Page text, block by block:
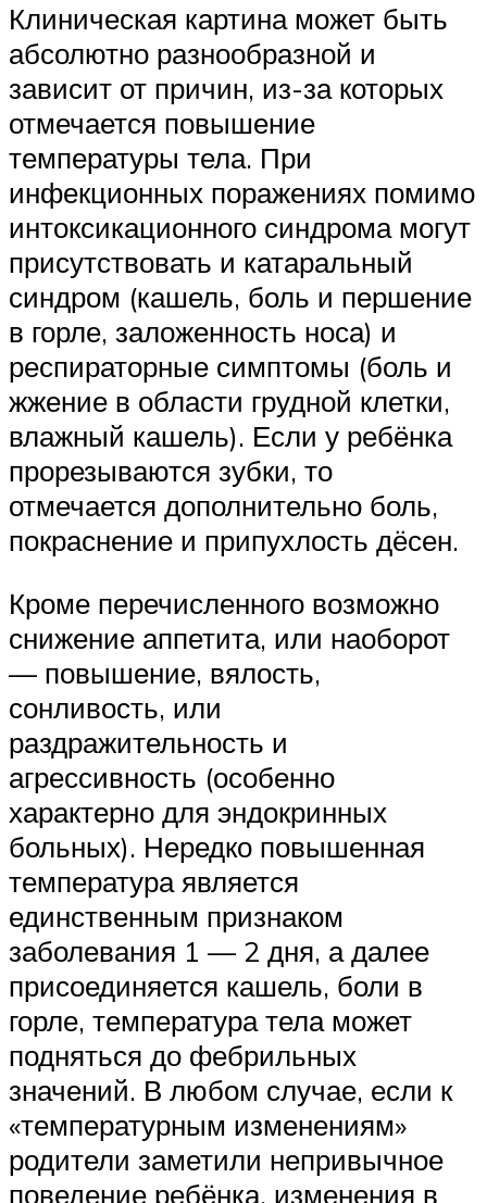
Клиническая картина может быть
абсолютно разнообразной и
зависит от причин, из-за которых
отмечается повышение
температуры тела. При
инфекционных поражениях помимо
интоксикационного синдрома могут
присутствовать и катаральный
синдром (кашель, боль и першение
в горле, заложенность носа) и
респираторные симптомы (боль и
жжение в области грудной клетки,
влажный кашель). Если у ребёнка
прорезываются зубки, то
отмечается дополнительно боль,
покраснение и припухлость дёсен.
Кроме перечисленного возможно
снижение аппетита, или наоборот
— повышение, вялость,
сонливость, или
раздражительность и
агрессивность (особенно
характерно для эндокринных
больных). Нередко повышенная
температура является
единственным признаком
заболевания 1 — 2 дня, а далее
присоединяется кашель, боли в
горле, температура тела может
подняться до фебрильных
значений. В любом случае, если к
«температурным изменениям»
родители заметили непривычное
поведение ребёнка, изменения в